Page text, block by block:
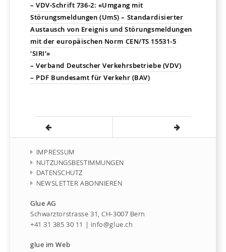
– VDV-Schrift 736-2: «Umgang mit
Störungsmeldungen (UmS) – Standardisierter
Austausch von Ereignis und Störungsmeldungen
mit der europäischen Norm CEN/TS 15531-5
‘SIRI‘»
– Verband Deutscher Verkehrsbetriebe (VDV)
– PDF Bundesamt für Verkehr (BAV)
IMPRESSUM
NUTZUNGSBESTIMMUNGEN
DATENSCHUTZ
NEWSLETTER ABONNIEREN
Glue AG
Schwarztorstrasse 31, CH-3007 Bern
+41 31 385 30 11 | info@glue.ch
glue im Web